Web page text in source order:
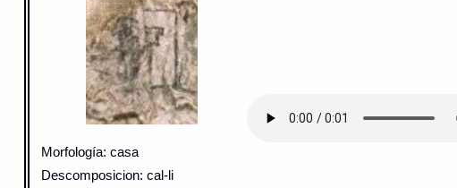
Morfología: casa
Descomposicion: cal-li